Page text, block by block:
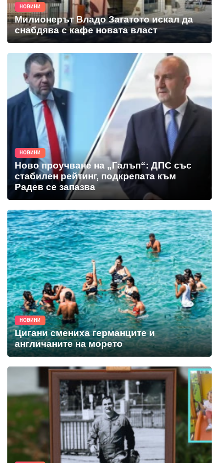
НОВИНИ
Милионерът Владо Загатото искал да
снабдява с кафе новата власт
НОВИНИ
Ново проучване на „Галъп“: ДПС със
стабилен рейтинг, подкрепата към
Радев се запазва
НОВИНИ
Цигани смениха германците и
англичаните на морето